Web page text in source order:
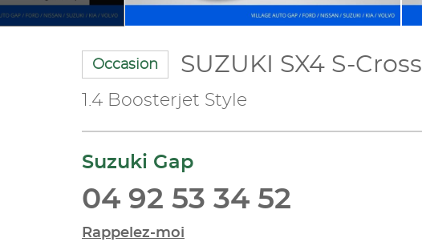
Occasion SUZUKI SX4 S-Cross
1.4 Boosterjet Style
Suzuki Gap
04 92 53 34 52
Rappelez-moi